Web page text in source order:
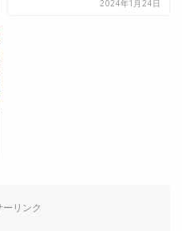
2024年1月24日
ーリンク